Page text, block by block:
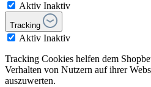
Aktiv Inaktiv
Tracking
Aktiv Inaktiv
Tracking Cookies helfen dem
Verhalten von Nutzern auf ihrer
auszuwerten.